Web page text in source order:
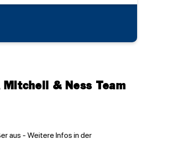
Mitchell & Ness Team
aus - Weitere Infos in der